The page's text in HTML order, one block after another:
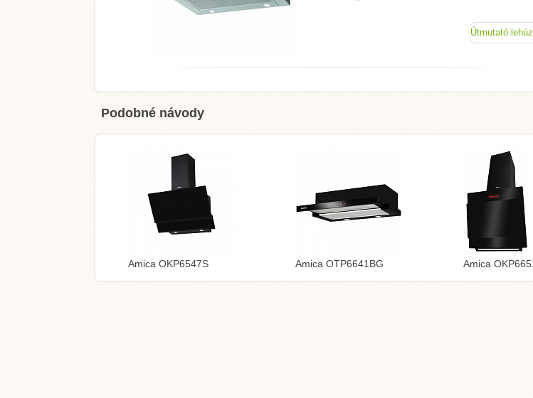
Útmutató
Podobné návody
Amica OKP6547S Amica OTP6641BG Amica